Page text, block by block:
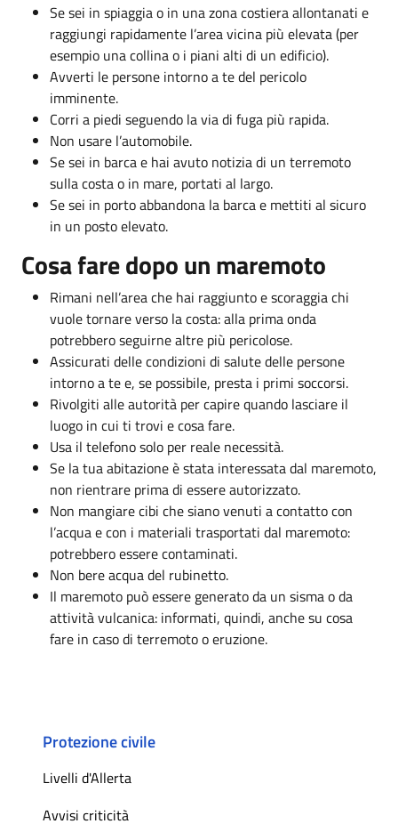
Se sei in spiaggia o in una zona costiera allontanati e
raggiungi rapidamente l’area vicina più elevata (per
esempio una collina o i piani alti di un edificio).
Avverti le persone intorno a te del pericolo
imminente.
Corri a piedi seguendo la via di fuga più rapida.
Non usare l’automobile.
Se sei in barca e hai avuto notizia di un terremoto
sulla costa o in mare, portati al largo.
Se sei in porto abbandona la barca e mettiti al sicuro
in un posto elevato.
Cosa fare dopo un maremoto
Rimani nell’area che hai raggiunto e scoraggia chi
vuole tornare verso la costa: alla prima onda
potrebbero seguirne altre più pericolose.
Assicurati delle condizioni di salute delle persone
intorno a te e, se possibile, presta i primi soccorsi.
Rivolgiti alle autorità per capire quando lasciare il
luogo in cui ti trovi e cosa fare.
Usa il telefono solo per reale necessità.
Se la tua abitazione è stata interessata dal maremoto,
non rientrare prima di essere autorizzato.
Non mangiare cibi che siano venuti a contatto con
l’acqua e con i materiali trasportati dal maremoto:
potrebbero essere contaminati.
Non bere acqua del rubinetto.
Il maremoto può essere generato da un sisma o da
attività vulcanica: informati, quindi, anche su cosa
fare in caso di terremoto o eruzione.
Protezione civile
Livelli d'Allerta
Avvisi criticità